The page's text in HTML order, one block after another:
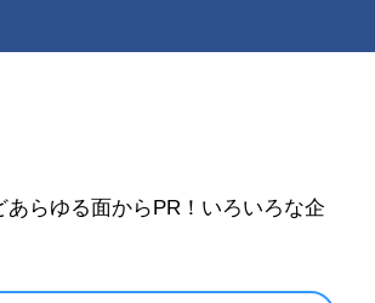
らゆる面からPR！いろいろな企